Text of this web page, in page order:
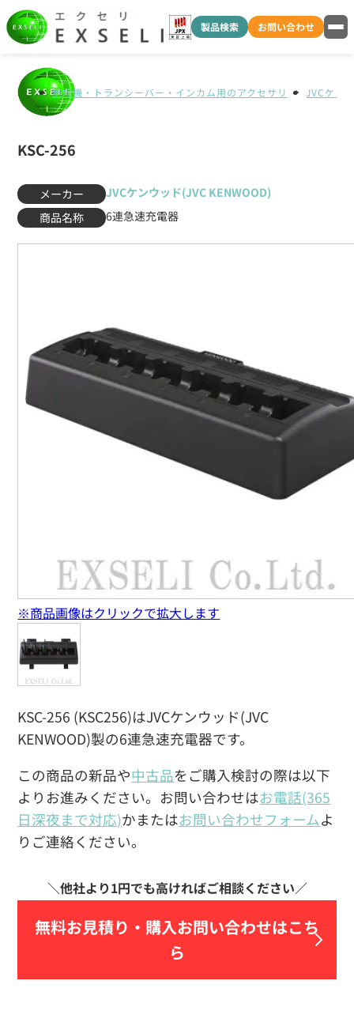
製品検索 お問い合わせ
無線機・トランシーバー・インカム用のアクセサリ JVCケン
KSC-256
メーカー
JVCケンウッド(JVC KENWOOD)
商品名称
6連急速充電器
KSC-256 (KSC256)はJVCケンウッド(JVC
KENWOOD)製の6連急速充電器です。
この商品の新品や中古品をご購入検討の際は以下
よりお進みください。お問い合わせはお電話(365
日深夜まで対応)かまたはお問い合わせフォームよ
りご連絡ください。
無料お見積り・ 購入お問い合わせはこち
ら
※商品画像はクリックで拡大します